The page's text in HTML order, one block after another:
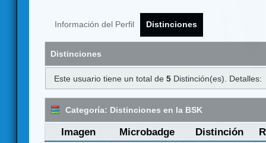
Información del Perfil Distinciones
Distinciones
Este usuario tiene un total de5 Distinción(es). Detalles:
Categoría: Distinciones en la BSK
Imagen Microbadge Distinción